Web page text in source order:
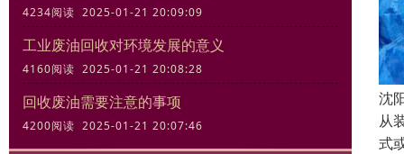
4234阅读 2025-01-21 20:09:09
工业废油回收对环境发展的意义
4160阅读 2025-01-21 20:08:28
回收废油需要注意的事项
4200阅读 2025-01-21 20:07:46
沈
从
式